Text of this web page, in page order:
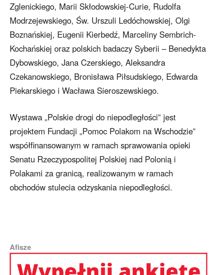
Zglenickiego, Marii Skłodowskiej-Curie, Rudolfa
Modrzejewskiego, Św. Urszuli Ledóchowskiej, Olgi
Boznańskiej, Eugenii Kierbedź, Marceliny Sembrich-
Kochańskiej oraz polskich badaczy Syberii – Benedykta
Dybowskiego, Jana Czerskiego, Aleksandra
Czekanowskiego, Bronisława Piłsudskiego, Edwarda
Piekarskiego i Wacława Sieroszewskiego.
Wystawa „Polskie drogi do niepodległości” jest
projektem Fundacji „Pomoc Polakom na Wschodzie”
współfinansowanym w ramach sprawowania opieki
Senatu Rzeczypospolitej Polskiej nad Polonią i
Polakami za granicą, realizowanym w ramach
obchodów stulecia odzyskania niepodległości.
Afisze